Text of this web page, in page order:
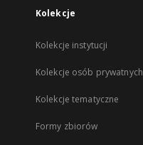
Kolekcje
Kolekcje instytucji
Kolekcje osób prywatnych
Kolekcje tematyczne
Formy zbiorów